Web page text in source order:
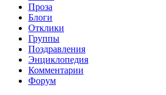
Проза
Блоги
Отклики
Группы
Поздравления
Энциклопедия
Комментарии
Форум